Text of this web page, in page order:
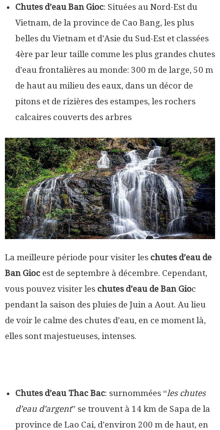
Chutes d’eau Ban Gioc: Situées au Nord-Est du
Vietnam, de la province de Cao Bang, les plus
belles du Vietnam et d’Asie du Sud-Est et classées
4ère par leur taille comme les plus grandes chutes
d’eau frontalières au monde: 300 m de large, 50 m
de haut au milieu des eaux, dans un décor de
pitons et de rizières des estampes, les rochers
calcaires couverts des arbres
La meilleure période pour visiter les chutes d’eau de
Ban Gioc est de septembre à décembre. Cependant,
vous pouvez visiter les chutes d’eau de Ban Gioc
pendant la saison des pluies de Juin a Aout. Au lieu
de voir le calme des chutes d’eau, en ce moment là,
elles sont majestueuses, intenses.
Chutes d’eau Thac Bac: surnommées “les chutes
d’eau d’argent” se trouvent à 14 km de Sapa de la
province de Lao Cai, d’environ 200 m de haut, en